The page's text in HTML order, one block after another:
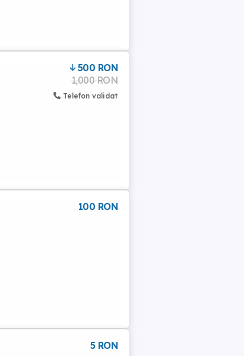
500 RON
1,000 RON
Telefon validat
100 RON
5 RON